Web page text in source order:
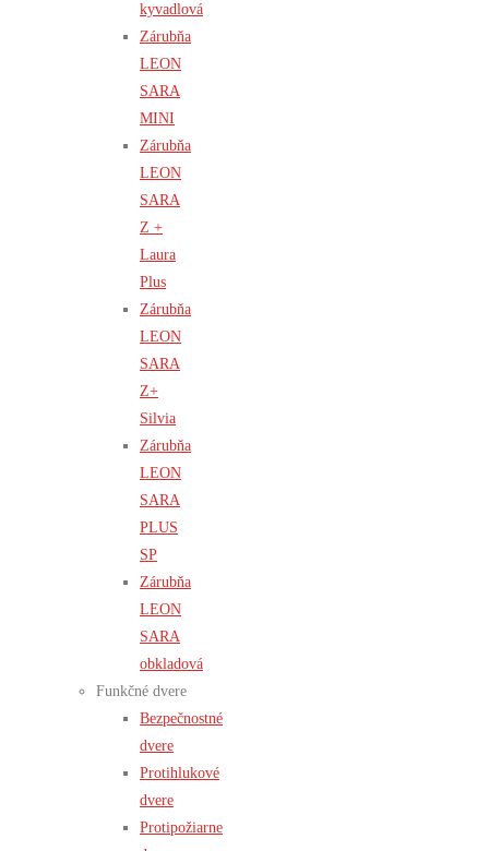
kyvadlová
Zárubňa
LEON
SARA
MINI
Zárubňa
LEON
SARA
Z +
Laura
Plus
Zárubňa
LEON
SARA
Z+
Silvia
Zárubňa
LEON
SARA
PLUS
SP
Zárubňa
LEON
SARA
obkladová
Funkčné dvere
Bezpečnostné
dvere
Protihlukové
dvere
Protipožiarne